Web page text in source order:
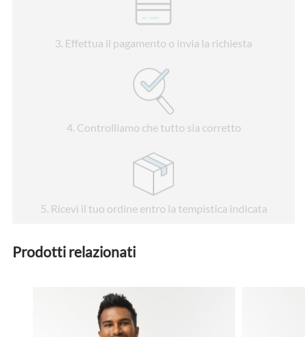
3. Effettua il pagamento o invia la richiesta
4. Controlliamo che tutto sia corretto
5. Ricevi il tuo ordine entro la tempistica indicata
Prodotti relazionati